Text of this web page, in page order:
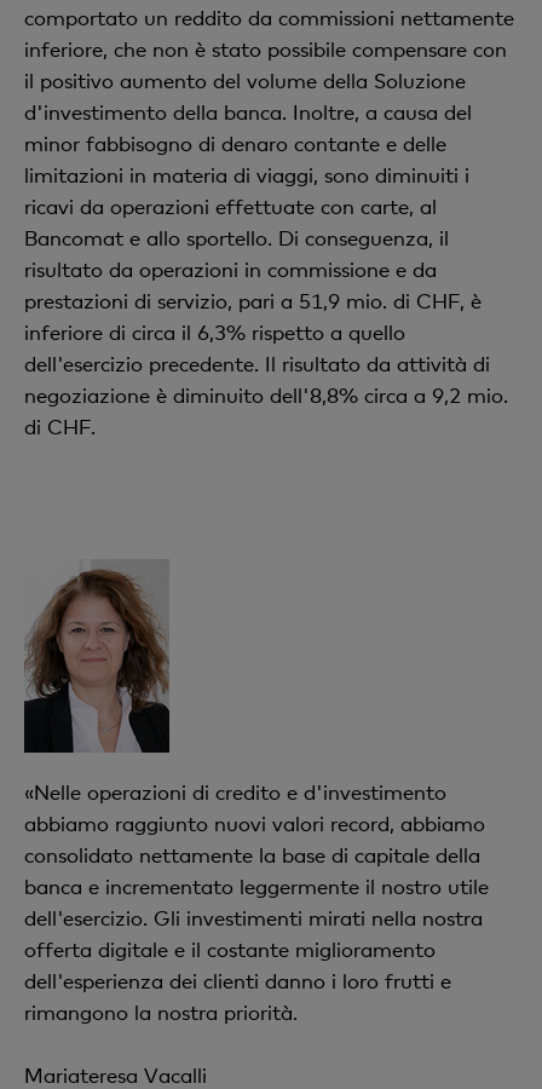
comportato un reddito da commissioni nettamente
inferiore, che non è stato possibile compensare con
il positivo aumento del volume della Soluzione
d'investimento della banca. Inoltre, a causa del
minor fabbisogno di denaro contante e delle
limitazioni in materia di viaggi, sono diminuiti i
ricavi da operazioni effettuate con carte, al
Bancomat e allo sportello. Di conseguenza, il
risultato da operazioni in commissione e da
prestazioni di servizio, pari a 51,9 mio. di CHF, è
inferiore di circa il 6,3% rispetto a quello
dell'esercizio precedente. Il risultato da attività di
negoziazione è diminuito dell'8,8% circa a 9,2 mio.
di CHF.
«Nelle operazioni di credito e d'investimento
abbiamo raggiunto nuovi valori record, abbiamo
consolidato nettamente la base di capitale della
banca e incrementato leggermente il nostro utile
dell'esercizio. Gli investimenti mirati nella nostra
offerta digitale e il costante miglioramento
dell'esperienza dei clienti danno i loro frutti e
rimangono la nostra priorità.
Mariateresa Vacalli